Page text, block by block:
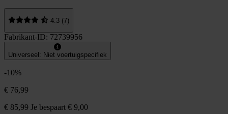
4.3 (7)
Fabrikant-ID: 72739956
Universeel: Niet voertuigspecifiek
-10%
€ 76,99
€ 85,99 Je bespaart € 9,00